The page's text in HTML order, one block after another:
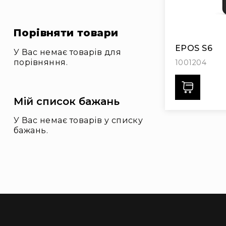
А
к
ц
ії
EPOS S6
1001204
Порівняти товари
У Вас немає товарів для
порівняння.
Мій список бажань
У Вас немає товарів у списку
бажань.